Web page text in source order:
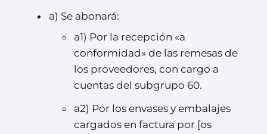
a) Se abonará:
a1) Por la recepción «a
conformidad» de las remesas de
los proveedores, con cargo a
cuentas del subgrupo 60.
a2) Por los envases y embalajes
cargados en factura por [os